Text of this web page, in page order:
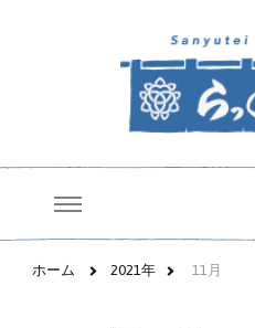
探
ホーム 2021年 11月